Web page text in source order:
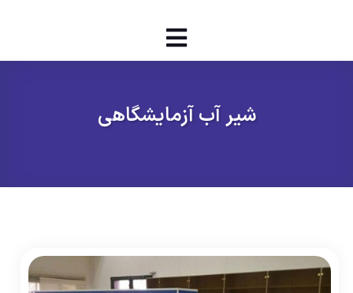
شیر آب آزمایشگاهی